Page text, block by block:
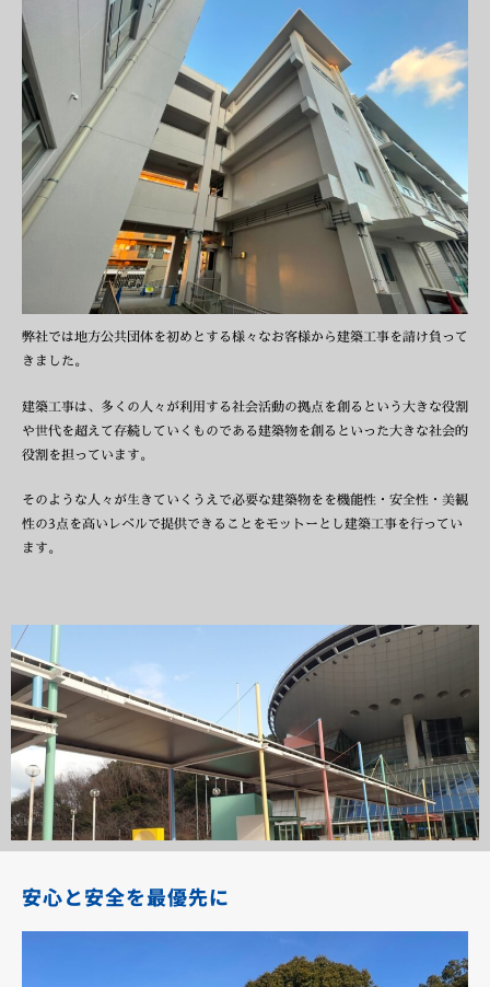
弊社では地方公共団体を初めとする様々なお客様から建築工事を請け負って
きました。
建築工事は、多くの人々が利用する社会活動の拠点を創るという大きな役割
や世代を超えて存続していくものである建築物を創るといった大きな社会的
役割を担っています。
そのような人々が生きていくうえで必要な建築物をを機能性・安全性・美観
性の3点を高いレベルで提供できることをモットーとし建築工事を行ってい
ます。
安心と安全を最優先に